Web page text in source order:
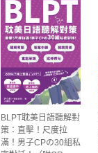
BLPT耽美日語聽解對
策：直擊！尺度拉
滿！男子CPの30組私